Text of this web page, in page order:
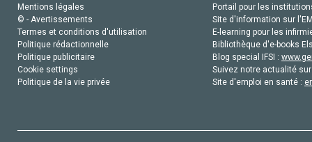
Mentions légales
© - Avertissements
Termes et conditions d'utilisation
Politique rédactionnelle
Politique publicitaire
Cookie settings
Politique de la vie privée
Portail pour les
Site d'information sur
E-learning pour les
Bibliothèque d'e-books
Blog special IFSI :
Suivez notre actualité
Site d'emploi en santé :